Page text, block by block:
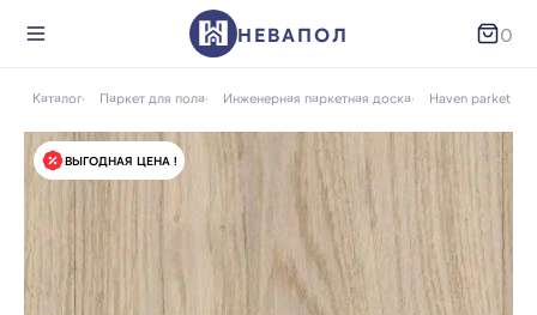
НЕВАПОЛ 0
Каталог Паркет для пола Инженерная паркетная доска Haven parket
ВЫГОДНАЯ ЦЕНА !